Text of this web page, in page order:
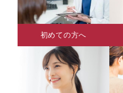
初めての方へ